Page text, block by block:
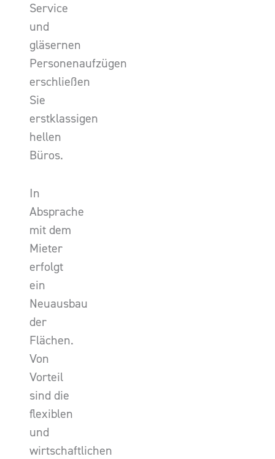
Service
und
gläsernen
Personenaufzügen
erschließen
Sie
erstklassigen
hellen
Büros.
In
Absprache
mit dem
Mieter
erfolgt
ein
Neuausbau
der
Flächen.
Von
Vorteil
sind die
flexiblen
und
wirtschaftlichen